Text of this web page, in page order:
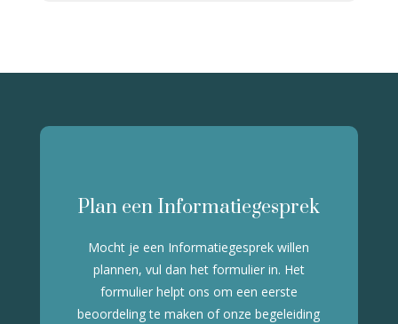
Plan een Informatiegesprek
Mocht je een Informatiegesprek willen
plannen, vul dan het formulier in. Het
formulier helpt ons om een eerste
beoordeling te maken of onze begeleiding